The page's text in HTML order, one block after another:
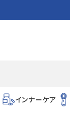
インナーケア